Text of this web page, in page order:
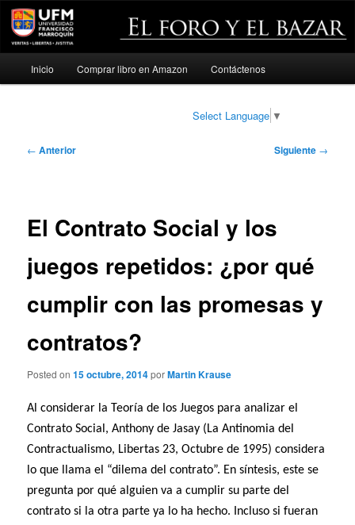
Ir
Inicio Comprar libro en Amazon Contáctenos
Select Language ▼
Navegación
← Anterior Siguiente →
El Contrato Social y los
juegos repetidos: ¿por qué
cumplir con las promesas y
contratos?
Posted on15 octubre, 2014porMartin Krause
Al considerar la Teoría de los Juegos para analizar el
Contrato Social, Anthony de Jasay (La Antinomia del
Contractualismo, Libertas 23, Octubre de 1995) considera
lo que llama el “dilema del contrato”. En síntesis, este se
pregunta por qué alguien va a cumplir su parte del
contrato si la otra parte ya lo ha hecho. Incluso si fueran